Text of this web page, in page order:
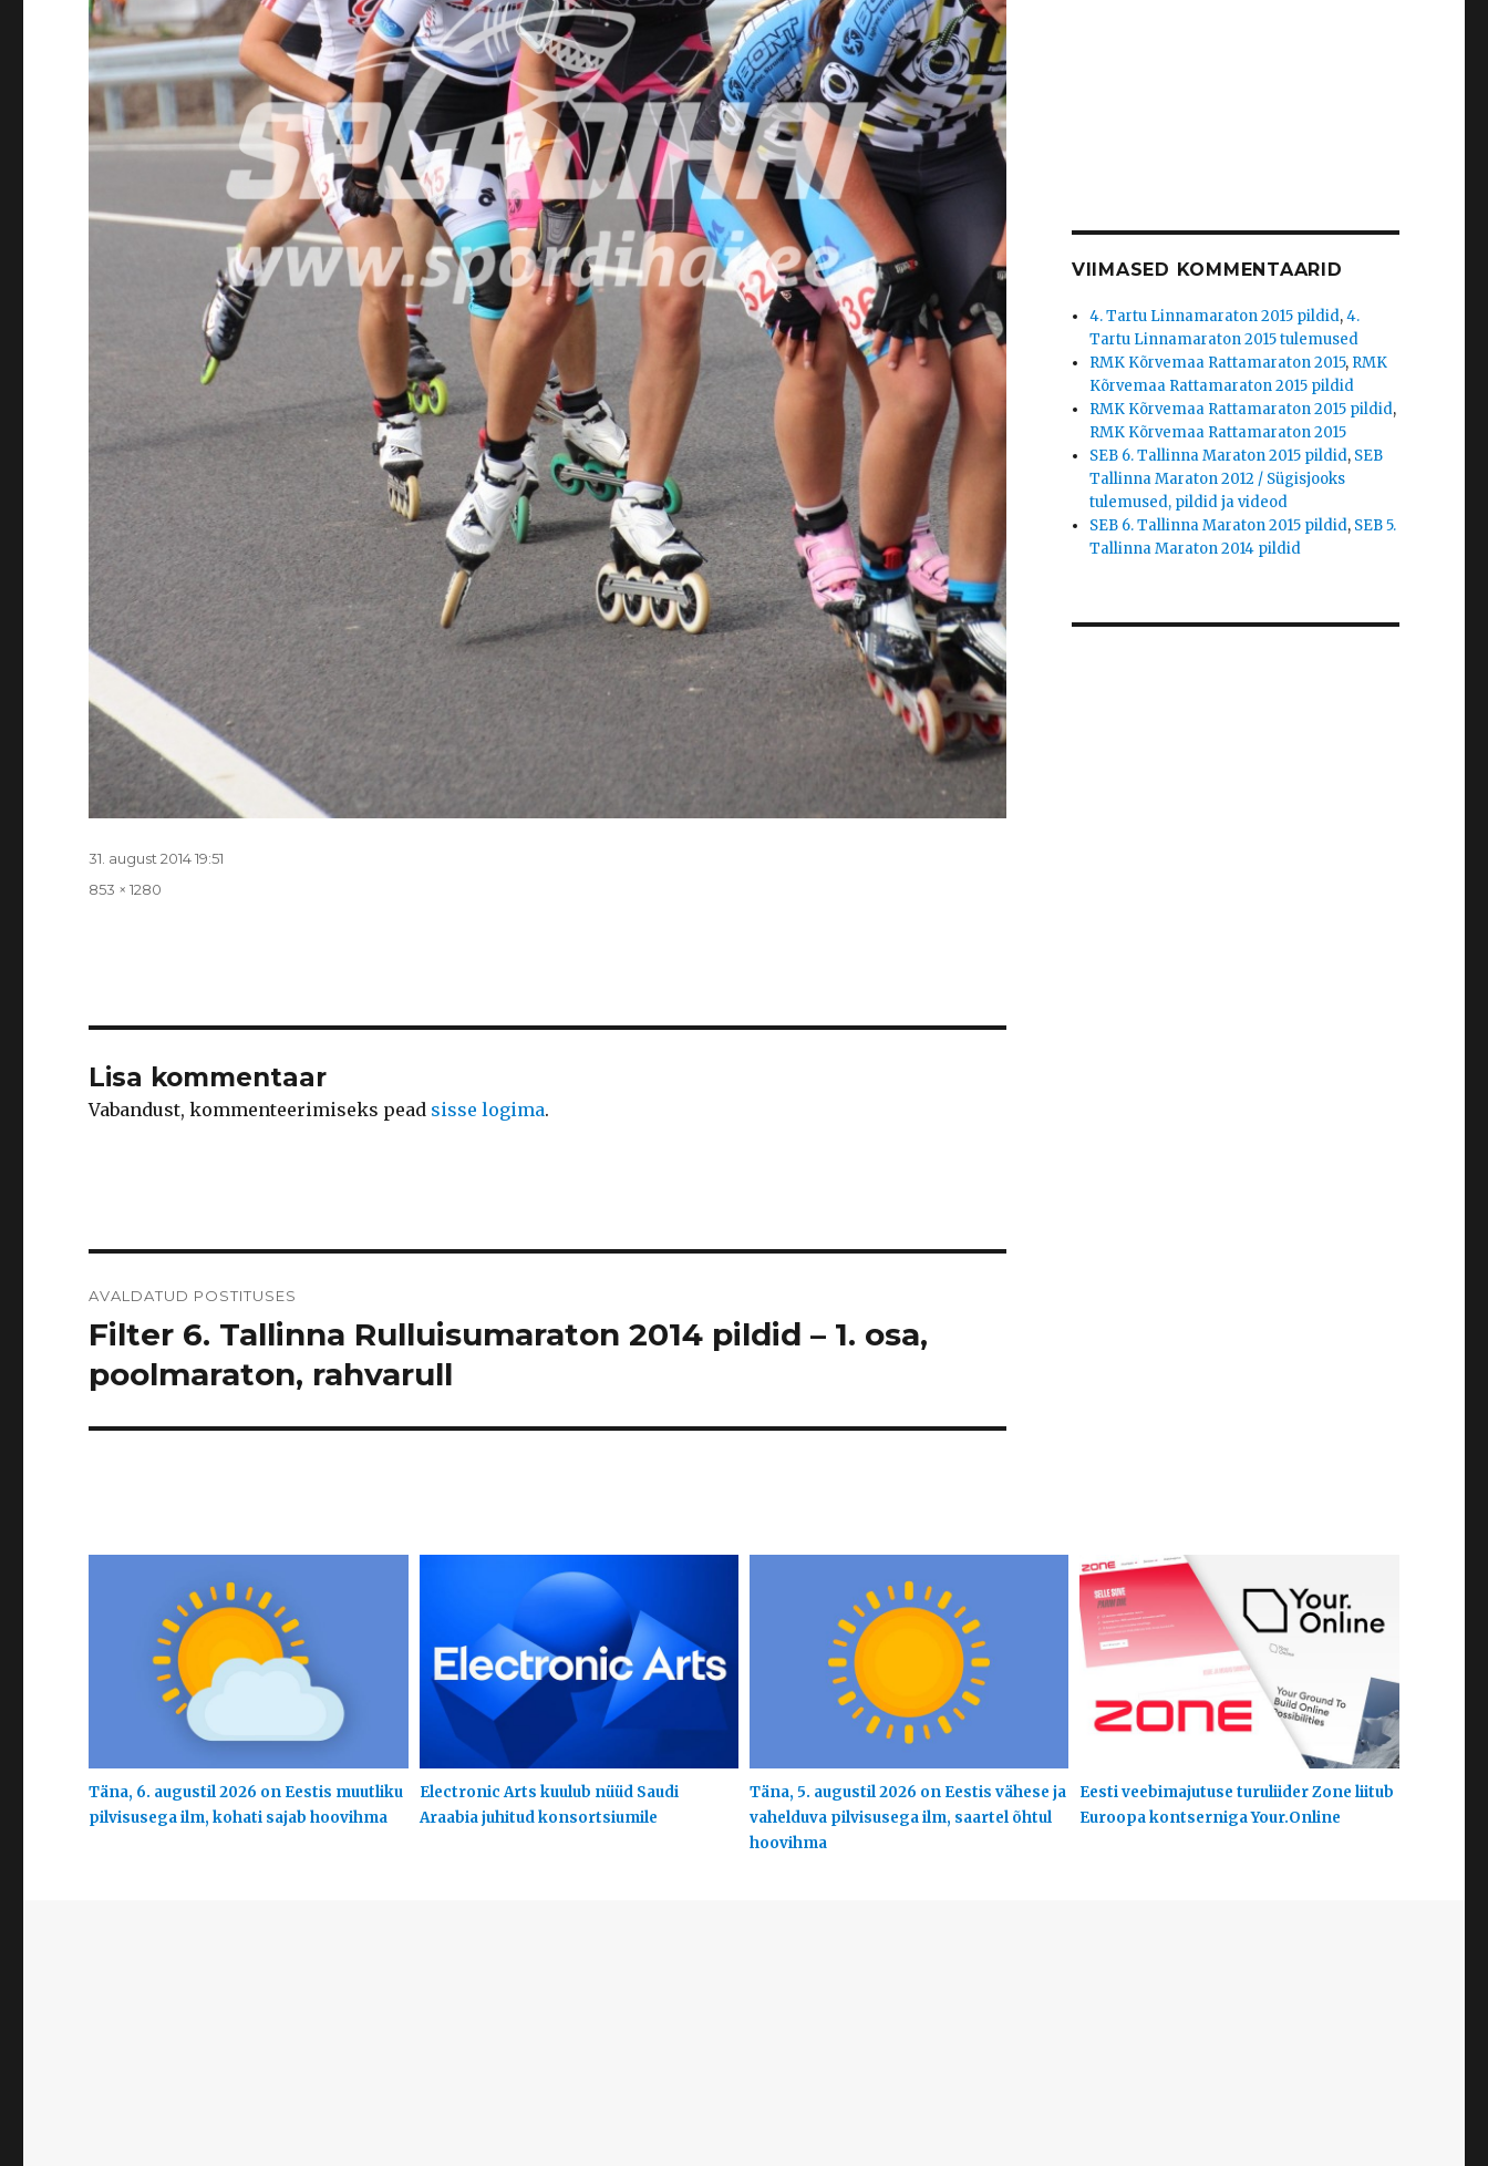
Postitatud
31. august 2014 19:51
Täissuurus
853 × 1280
Lisa kommentaar
Vabandust, kommenteerimiseks pead sisse logima.
AVALDATUD POSTITUSES
Filter 6. Tallinna Rulluisumaraton 2014 pildid – 1. osa,
poolmaraton, rahvarull
VIIMASED KOMMENTAARID
4. Tartu Linnamaraton 2015 pildid,4.
Tartu Linnamaraton 2015 tulemused
RMK Kõrvemaa Rattamaraton 2015, RMK
Kõrvemaa Rattamaraton 2015 pildid
RMK Kõrvemaa Rattamaraton 2015 pildid,
RMK Kõrvemaa Rattamaraton 2015
SEB 6. Tallinna Maraton 2015 pildid, SEB
Tallinna Maraton 2012 / Sügisjooks
tulemused, pildid ja videod
SEB 6. Tallinna Maraton 2015 pildid, SEB 5.
Tallinna Maraton 2014 pildid
Täna, 6. augustil 2026 on Eestis muutliku
pilvisusega ilm, kohati sajab hoovihma
Electronic Arts kuulub nüüd Saudi
Araabia juhitud konsortsiumile
Täna, 5. augustil 2026 on Eestis vähese ja
vahelduva pilvisusega ilm, saartel õhtul
hoovihma
Eesti veebimajutuse turuliider Zone liitub
Euroopa kontserniga Your.Online